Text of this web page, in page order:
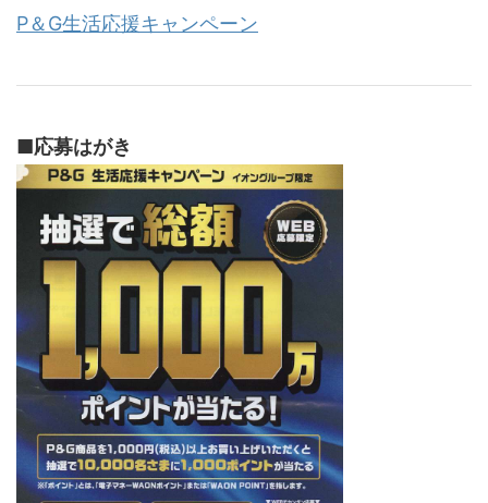
P＆G生活応援キャンペーン
■応募はがき